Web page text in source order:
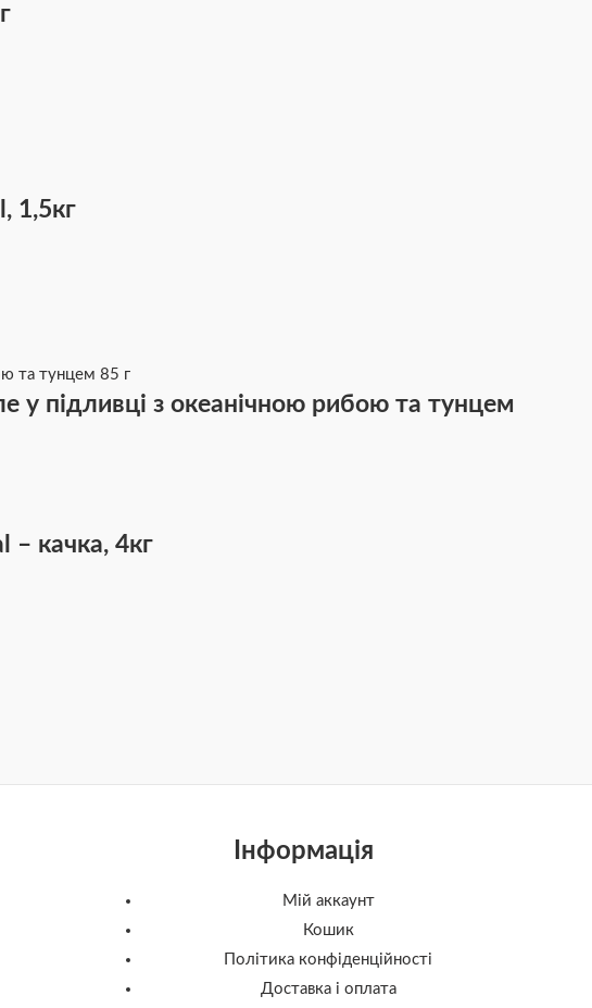
1,5кг
у підливці з океанічною рибою та тунцем
– качка, 4кг
Інформація
Мій аккаунт
Кошик
Політика конфіденційності
Доставка і оплата